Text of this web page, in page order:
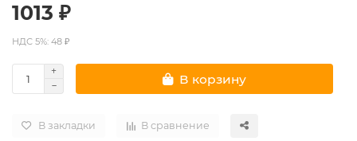
1013 ₽
НДС 5%: 48 ₽
В корзину
В закладки В сравнение